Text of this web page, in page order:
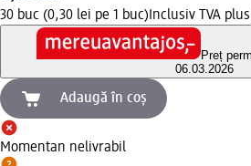
30 buc (0,30 lei pe 1 buc) Inclusiv TVA plus
Preț
06.03.2026
Adaugă în coș
Momentan nelivrabil